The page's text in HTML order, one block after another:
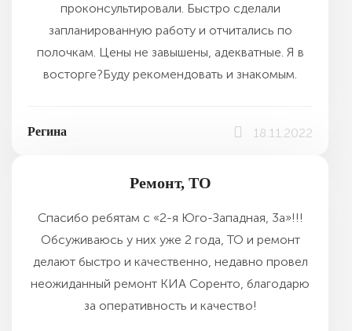
проконсультировали. Быстро сделали
запланированную работу и отчитались по
полочкам. Цены не завышены, адекватные. Я в
восторге?Буду рекомендовать и знакомым.
Регина 18.11.2022
Ремонт, ТО
Спасибо ребятам с «2-я Юго-Западная, 3а»!!!
Обсуживаюсь у них уже 2 года, ТО и ремонт
делают быстро и качественно, недавно провел
неожиданный ремонт КИА Соренто, благодарю
за оперативность и качество!